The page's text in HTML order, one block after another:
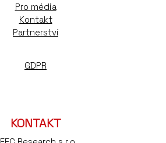
Pro média
Kontakt
Partnerství
GDPR
KONTAKT